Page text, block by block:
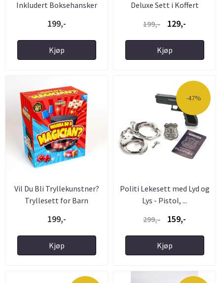
Inkludert Boksehansker
199,-
Kjøp
Deluxe Sett i Koffert
199,-
129,-
Kjøp
Vil Du Bli Tryllekunstner?
Tryllesett for Barn
199,-
Kjøp
-47%
Politi Lekesett med Lyd og
Lys - Pistol, ...
299,-
159,-
Kjøp